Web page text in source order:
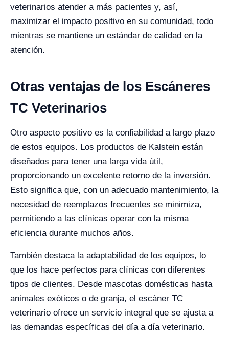
veterinarios atender a más pacientes y, así,
maximizar el impacto positivo en su comunidad, todo
mientras se mantiene un estándar de calidad en la
atención.
Otras ventajas de los Escáneres
TC Veterinarios
Otro aspecto positivo es la confiabilidad a largo plazo
de estos equipos. Los productos de Kalstein están
diseñados para tener una larga vida útil,
proporcionando un excelente retorno de la inversión.
Esto significa que, con un adecuado mantenimiento, la
necesidad de reemplazos frecuentes se minimiza,
permitiendo a las clínicas operar con la misma
eficiencia durante muchos años.
También destaca la adaptabilidad de los equipos, lo
que los hace perfectos para clínicas con diferentes
tipos de clientes. Desde mascotas domésticas hasta
animales exóticos o de granja, el escáner TC
veterinario ofrece un servicio integral que se ajusta a
las demandas específicas del día a día veterinario.